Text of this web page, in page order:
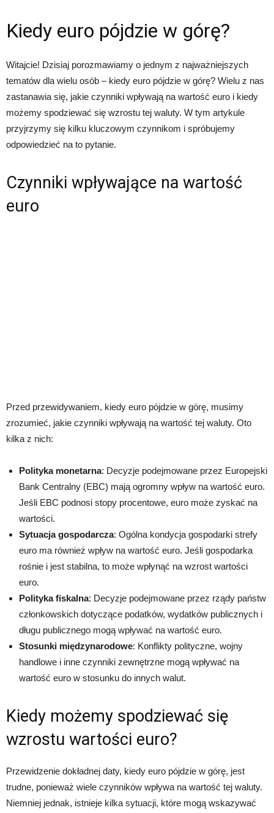
Kiedy euro pójdzie w górę?
Witajcie! Dzisiaj porozmawiamy o jednym z najważniejszych
tematów dla wielu osób – kiedy euro pójdzie w górę? Wielu z nas
zastanawia się, jakie czynniki wpływają na wartość euro i kiedy
możemy spodziewać się wzrostu tej waluty. W tym artykule
przyjrzymy się kilku kluczowym czynnikom i spróbujemy
odpowiedzieć na to pytanie.
Czynniki wpływające na wartość
euro
Przed przewidywaniem, kiedy euro pójdzie w górę, musimy
zrozumieć, jakie czynniki wpływają na wartość tej waluty. Oto
kilka z nich:
Polityka monetarna: Decyzje podejmowane przez Europejski
Bank Centralny (EBC) mają ogromny wpływ na wartość euro.
Jeśli EBC podnosi stopy procentowe, euro może zyskać na
wartości.
Sytuacja gospodarcza: Ogólna kondycja gospodarki strefy
euro ma również wpływ na wartość euro. Jeśli gospodarka
rośnie i jest stabilna, to może wpłynąć na wzrost wartości
euro.
Polityka fiskalna: Decyzje podejmowane przez rządy państw
członkowskich dotyczące podatków, wydatków publicznych i
długu publicznego mogą wpływać na wartość euro.
Stosunki międzynarodowe: Konflikty polityczne, wojny
handlowe i inne czynniki zewnętrzne mogą wpływać na
wartość euro w stosunku do innych walut.
Kiedy możemy spodziewać się
wzrostu wartości euro?
Przewidzenie dokładnej daty, kiedy euro pójdzie w górę, jest
trudne, ponieważ wiele czynników wpływa na wartość tej waluty.
Niemniej jednak, istnieje kilka sytuacji, które mogą wskazywać